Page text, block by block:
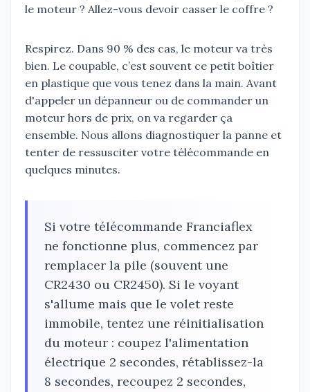
le moteur ? Allez-vous devoir casser le coffre ?
Respirez. Dans 90 % des cas, le moteur va très
bien. Le coupable, c’est souvent ce petit boîtier
en plastique que vous tenez dans la main. Avant
d'appeler un dépanneur ou de commander un
moteur hors de prix, on va regarder ça
ensemble. Nous allons diagnostiquer la panne et
tenter de ressusciter votre télécommande en
quelques minutes.
Si votre télécommande Franciaflex
ne fonctionne plus, commencez par
remplacer la pile (souvent une
CR2430 ou CR2450). Si le voyant
s'allume mais que le volet reste
immobile, tentez une réinitialisation
du moteur : coupez l'alimentation
électrique 2 secondes, rétablissez-la
8 secondes, recoupez 2 secondes,